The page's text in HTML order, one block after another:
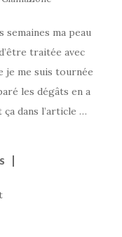
ma peau
traitée avec
je me suis tournée
les dégâts en a
dans l’article …